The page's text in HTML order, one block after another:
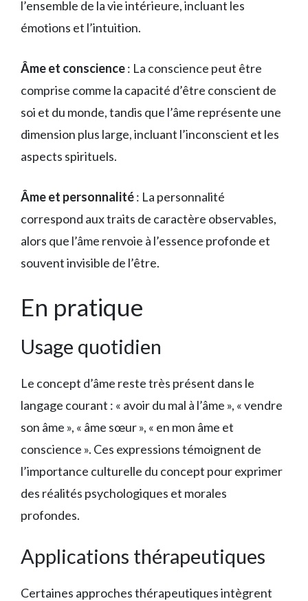
l’ensemble de la vie intérieure, incluant les
émotions et l’intuition.
Âme et conscience: La conscience peut être
comprise comme la capacité d’être conscient de
soi et du monde, tandis que l’âme représente une
dimension plus large, incluant l’inconscient et les
aspects spirituels.
Âme et personnalité: La personnalité
correspond aux traits de caractère observables,
alors que l’âme renvoie à l’essence profonde et
souvent invisible de l’être.
En pratique
Usage quotidien
Le concept d’âme reste très présent dans le
langage courant : « avoir du mal à l’âme », « vendre
son âme », « âme sœur », « en mon âme et
conscience ». Ces expressions témoignent de
l’importance culturelle du concept pour exprimer
des réalités psychologiques et morales
profondes.
Applications thérapeutiques
Certaines approches thérapeutiques intègrent